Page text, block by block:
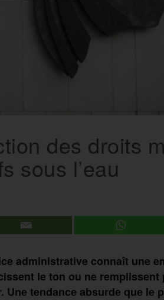
des droits
sous l’eau
administrative connaît une
le ton ou ne remplissent
tendance absurde que le